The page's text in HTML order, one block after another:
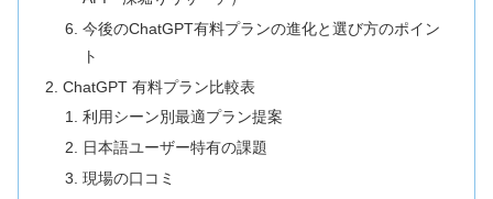
今後のChatGPT有料プランの進化と選び方のポイン
ト
ChatGPT 有料プラン比較表
利用シーン別最適プラン提案
日本語ユーザー特有の課題
現場の口コミ